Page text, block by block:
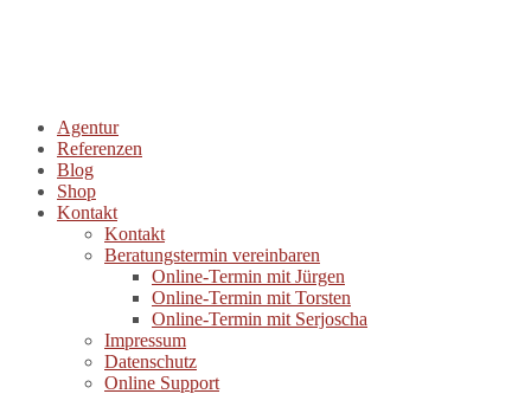
Agentur
Referenzen
Blog
Shop
Kontakt
Kontakt
Beratungstermin vereinbaren
Online-Termin mit Jürgen
Online-Termin mit Torsten
Online-Termin mit Serjoscha
Impressum
Datenschutz
Online Support